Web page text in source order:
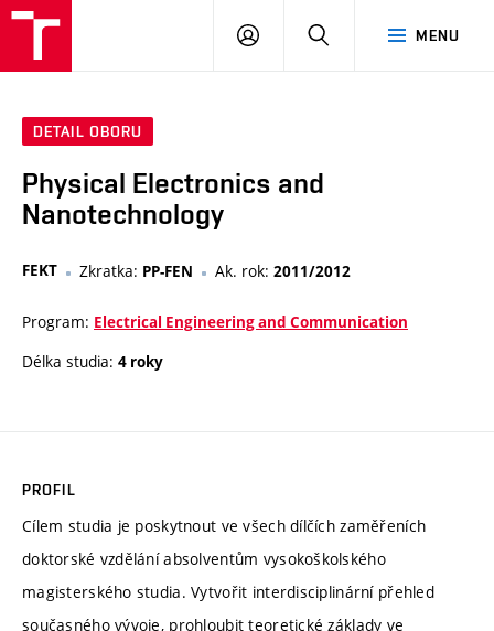
MENU
PŘIHLÁSIT
DETAIL OBORU
Physical Electronics and
Nanotechnology
FEKT Zkratka: PP-FEN Ak. rok: 2011/2012
Program: Electrical Engineering and Communication
Délka studia: 4 roky
PROFIL
Cílem studia je poskytnout ve všech dílčích zaměřeních
doktorské vzdělání absolventům vysokoškolského
magisterského studia. Vytvořit interdisciplinární přehled
současného vývoje, prohloubit teoretické základy ve